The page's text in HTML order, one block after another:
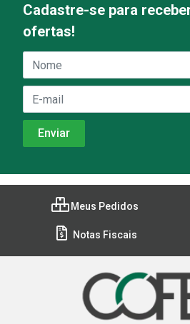
Cadastre-se para
ofertas!
Meus Pedidos
Notas Fiscais